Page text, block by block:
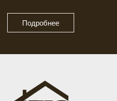
Подробнее